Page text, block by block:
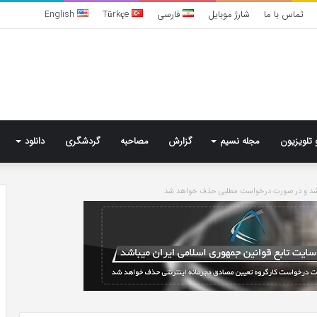
تماس با ما شارژ موبایل فارسی Türkçe
English
تلویزیون مجله نسیم گزارش مصاحبه گردشگری دانلود
و در صورت درخواست مطلبی حذف خواهد شد
مدل
کمد
دیواری
شیک
و
5 روز پیش